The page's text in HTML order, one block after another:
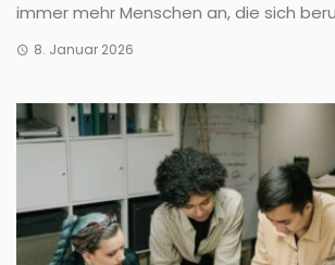
immer mehr Menschen an, die sich
8. Januar 2026